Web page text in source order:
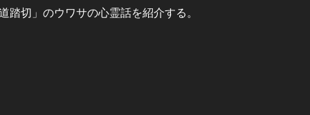
踏切」のウワサの心霊話を紹介する。